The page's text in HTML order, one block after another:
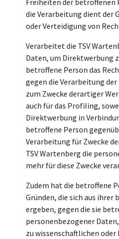
die Verarbeitung dient der
oder Verteidigung von
Verarbeitet die TSV
Daten, um Direktwerbung
betroffene Person das
gegen die Verarbeitung
zum Zwecke derartiger
auch für das Profiling,
Direktwerbung in
betroffene Person
Verarbeitung für Zwecke
TSV Wartenberg die
mehr für diese Zwecke
Zudem hat die betroffene
Gründen, die sich aus ihrer
ergeben, gegen die sie
personenbezogener
zu wissenschaftlichen